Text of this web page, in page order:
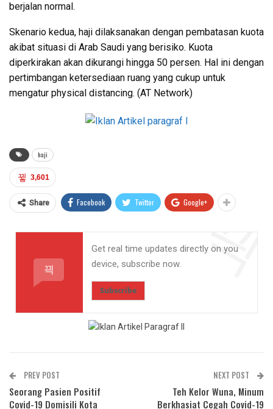
berjalan normal.
Skenario kedua, haji dilaksanakan dengan pembatasan kuota
akibat situasi di Arab Saudi yang berisiko. Kuota
diperkirakan akan dikurangi hingga 50 persen. Hal ini dengan
pertimbangan ketersediaan ruang yang cukup untuk
mengatur physical distancing. (AT Network)
haji
3,601
Share Facebook Twitter Google+
Get real time updates directly on you
device, subscribe now.
Subscribe
PREV POST
Seorang Pasien Positif
Covid-19 Domisili Kota
NEXT POST
Teh Kelor Wuna, Minum
Berkhasiat Cegah Covid-19